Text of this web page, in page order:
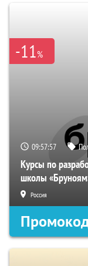
-11%
09:57:56
Курсы по
школы
Россия